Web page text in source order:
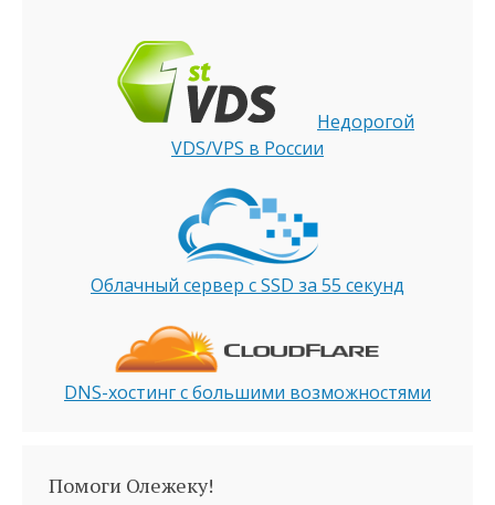
Недорогой
VDS/VPS в России
Облачный сервер с SSD за 55 секунд
DNS-хостинг с большими возможностями
Помоги Олежеку!